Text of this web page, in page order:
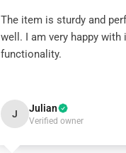
The item is sturdy and
well. I am very happy with
functionality.
J Julian
Verified owner